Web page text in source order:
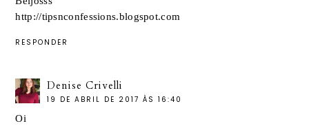
http://tipsnconfessions.blogspot.com
RESPONDER
Denise Crivelli
19 DE ABRIL DE 2017 ÀS 16:40
Oi